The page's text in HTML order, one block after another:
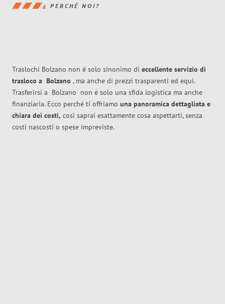
PERCHÉ NOI?
Traslochi Bolzano non è solo sinonimo di eccellente servizio di
trasloco a Bolzano , ma anche di prezzi trasparenti ed equi.
Trasferirsi a Bolzano non è solo una sfida logistica ma anche
finanziaria. Ecco perché ti offriamo una panoramica dettagliata e
chiara dei costi, così saprai esattamente cosa aspettarti, senza
costi nascosti o spese impreviste.